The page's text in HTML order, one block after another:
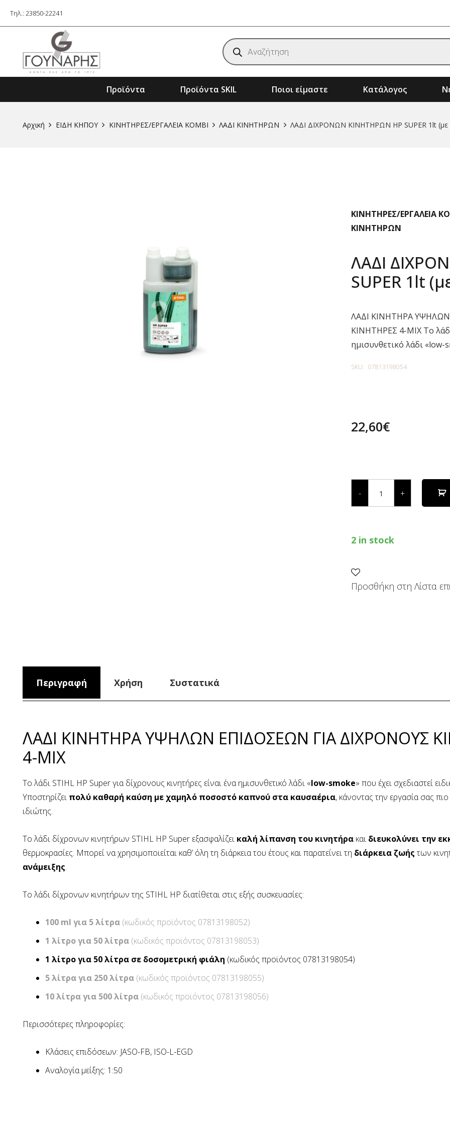
Τηλ.: 23850-22241
Products
search
Προϊόντα Προϊόντα SKIL Ποιοι είμαστε Κατάλογος
Αρχική ΕΙΔΗ ΚΗΠΟΥ ΚΙΝΗΤΗΡΕΣ/ΕΡΓΑΛΕΙΑ KOMBI ΛΑΔΙ ΚΙΝΗΤΗΡΩΝ ΛΑΔΙ ΔΙΧΡΟΝΩΝ ΚΙΝΗΤΗΡΩΝ HP SUPER 1lt (με
ΚΙΝΗΤΗΡΕΣ/ΕΡΓΑΛΕΙΑ
ΚΙΝΗΤΗΡΩΝ
ΛΑΔΙ
SUPER 1lt
ΛΑΔΙ ΚΙΝΗΤΗΡΑ ΥΨΗΛΩΝ
ΚΙΝΗΤΗΡΕΣ 4-MIX Το
ημισυνθετικό λάδι «low-
SKU: 07813198054
22,60€
-
ΛΑΔΙ
ΔΙΧΡΟΝΩΝ
HP
(με
μεζούρα)
+
2 in stock
Προσθήκη στη Λίστα
Περιγραφή Χρήση Συστατικά
ΛΑΔΙ ΚΙΝΗΤΗΡΑ ΥΨΗΛΩΝ ΕΠΙΔΟΣΕΩΝ ΓΙΑ ΔΙΧΡΟΝΟΥΣ
4-MIX
Το λάδι STIHL HP Super για δίχρονους κινητήρες είναι ένα ημισυνθετικό λάδι «low-smoke» που έχει σχεδιαστεί
Υποστηρίζει πολύ καθαρή καύση με χαμηλό ποσοστό καπνού στα καυσαέρια, κάνοντας την εργασία σας
ιδιώτης.
Το λάδι δίχρονων κινητήρων STIHL HP Super εξασφαλίζει καλή λίπανση του κινητήρα και διευκολύνει την
θερμοκρασίες. Μπορεί να χρησιμοποιείται καθ’ όλη τη διάρκεια του έτους και παρατείνει τη διάρκεια ζωήςτων
ανάμειξης.
Το λάδι δίχρονων κινητήρων της STIHL HP διατίθεται στις εξής συσκευασίες:
100 ml για 5 λίτρα (κωδικός προϊόντος 07813198052)
1 λίτρο για 50 λίτρα (κωδικός προϊόντος 07813198053)
1 λίτρο για 50 λίτρα σε δοσομετρική φιάλη (κωδικός προϊόντος 07813198054)
5 λίτρα για 250 λίτρα (κωδικός προϊόντος 07813198055)
10 λίτρα για 500 λίτρα (κωδικός προϊόντος 07813198056)
Περισσότερες πληροφορίες:
Κλάσεις επιδόσεων: JASO-FB, ISO-L-EGD
Αναλογία μείξης: 1:50